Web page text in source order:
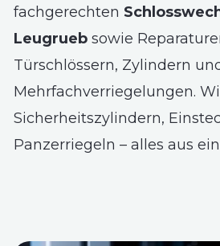
fachgerechten
Leugrueb sowie
Türschlössern, Zylindern
Mehrfachverriegelungen.
Sicherheitszylindern,
Panzerriegeln – alles aus